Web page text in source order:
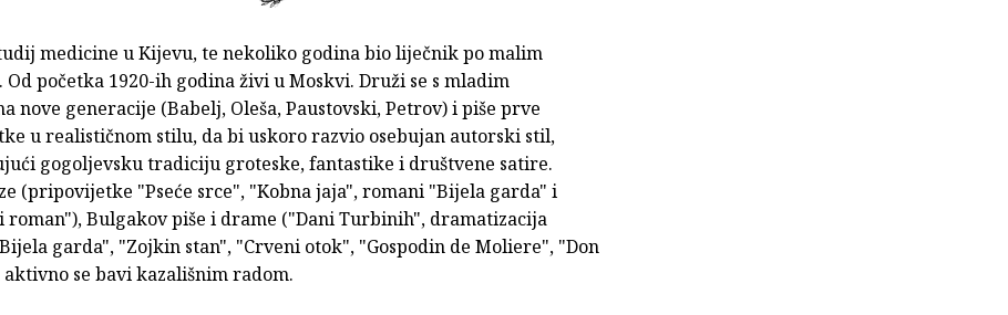
medicine u Kijevu, te nekoliko godina bio liječnik po malim
Od početka 1920-ih godina živi u Moskvi. Druži se s mladim
nove generacije (Babelj, Oleša, Paustovski, Petrov) i piše prve
u realističnom stilu, da bi uskoro razvio osebujan autorski stil,
gogoljevsku tradiciju groteske, fantastike i društvene satire.
(pripovijetke "Pseće srce", "Kobna jaja", romani "Bijela garda" i
roman"), Bulgakov piše i drame ("Dani Turbinih", dramatizacija
garda", "Zojkin stan", "Crveni otok", "Gospodin de Moliere", "Don
aktivno se bavi kazališnim radom.